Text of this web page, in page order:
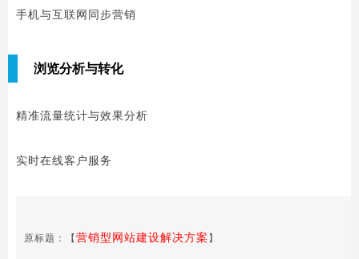
手机与互联网同步营销
浏览分析与转化
精准流量统计与效果分析
实时在线客户服务
原标题：【 营销型网站建设解决方案 】